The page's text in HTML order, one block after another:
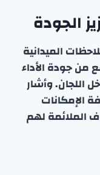
الجودة
الميدانية
من جودة الأداء
اللجان. وأشار
الإمكانات
الملائمة لهم